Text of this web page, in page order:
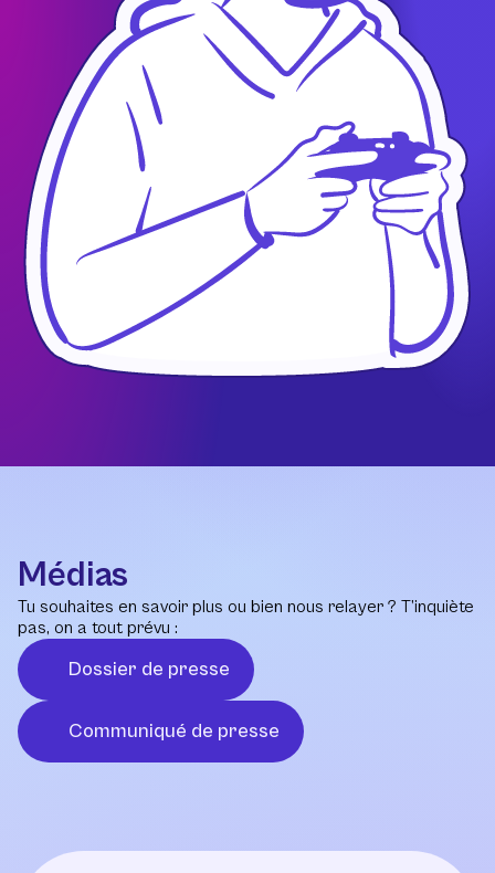
Médias
Tu souhaites en savoir plus ou bien nous relayer ? T’inquiète
pas, on a tout prévu :
Dossier de presse
Communiqué de presse